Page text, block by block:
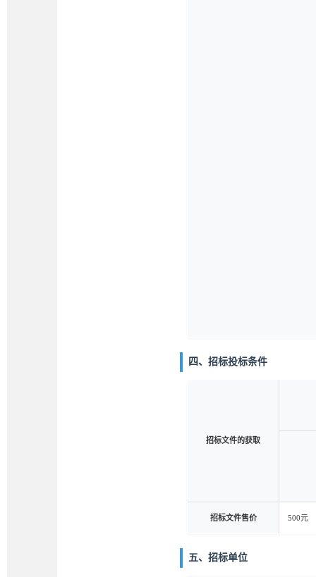
四、招标投标条件
招标文件的获取
招标文件售价 500元
五、招标单位